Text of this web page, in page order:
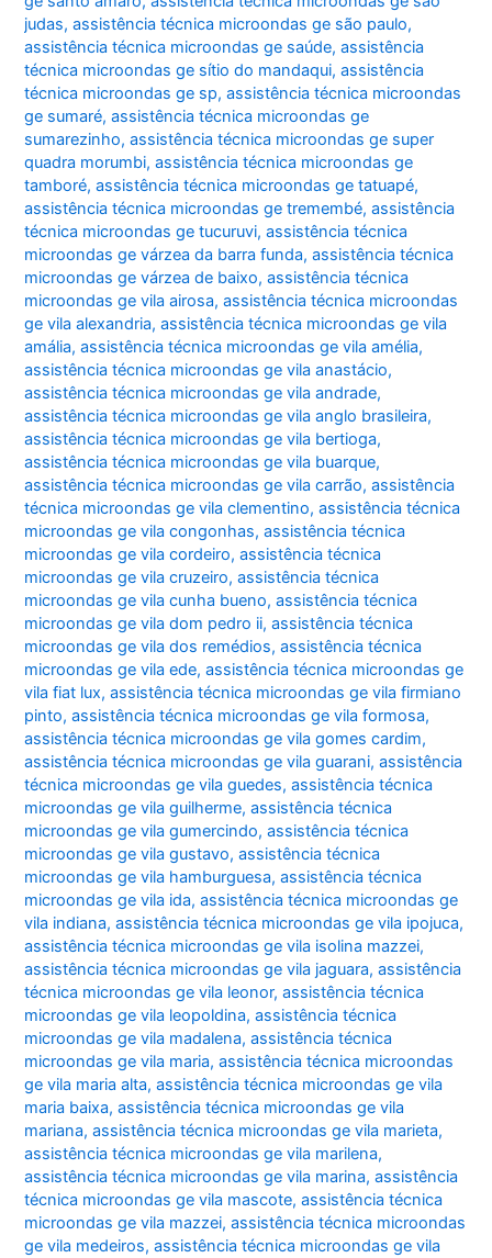
judas,assistência técnica microondas ge são paulo,
assistência técnica microondas ge saúde,assistência
técnica microondas ge sítio do mandaqui,assistência
técnica microondas ge sp,assistência técnica microondas
ge sumaré,assistência técnica microondas ge
sumarezinho,assistência técnica microondas ge super
quadra morumbi,assistência técnica microondas ge
tamboré,assistência técnica microondas ge tatuapé,
assistência técnica microondas ge tremembé,assistência
técnica microondas ge tucuruvi,assistência técnica
microondas ge várzea da barra funda,assistência técnica
microondas ge várzea de baixo,assistência técnica
microondas ge vila airosa,assistência técnica microondas
ge vila alexandria,assistência técnica microondas ge vila
amália,assistência técnica microondas ge vila amélia,
assistência técnica microondas ge vila anastácio,
assistência técnica microondas ge vila andrade,
assistência técnica microondas ge vila anglo brasileira,
assistência técnica microondas ge vila bertioga,
assistência técnica microondas ge vila buarque,
assistência técnica microondas ge vila carrão,assistência
técnica microondas ge vila clementino,assistência técnica
microondas ge vila congonhas,assistência técnica
microondas ge vila cordeiro,assistência técnica
microondas ge vila cruzeiro,assistência técnica
microondas ge vila cunha bueno,assistência técnica
microondas ge vila dom pedro ii,assistência técnica
microondas ge vila dos remédios,assistência técnica
microondas ge vila ede,assistência técnica microondas ge
vila fiat lux,assistência técnica microondas ge vila firmiano
pinto,assistência técnica microondas ge vila formosa,
assistência técnica microondas ge vila gomes cardim,
assistência técnica microondas ge vila guarani,assistência
técnica microondas ge vila guedes,assistência técnica
microondas ge vila guilherme,assistência técnica
microondas ge vila gumercindo,assistência técnica
microondas ge vila gustavo,assistência técnica
microondas ge vila hamburguesa,assistência técnica
microondas ge vila ida,assistência técnica microondas ge
vila indiana,assistência técnica microondas ge vila ipojuca,
assistência técnica microondas ge vila isolina mazzei,
assistência técnica microondas ge vila jaguara,assistência
técnica microondas ge vila leonor,assistência técnica
microondas ge vila leopoldina,assistência técnica
microondas ge vila madalena,assistência técnica
microondas ge vila maria,assistência técnica microondas
ge vila maria alta,assistência técnica microondas ge vila
maria baixa,assistência técnica microondas ge vila
mariana,assistência técnica microondas ge vila marieta,
assistência técnica microondas ge vila marilena,
assistência técnica microondas ge vila marina,assistência
técnica microondas ge vila mascote,assistência técnica
microondas ge vila mazzei,assistência técnica microondas
ge vila medeiros,assistência técnica microondas ge vila